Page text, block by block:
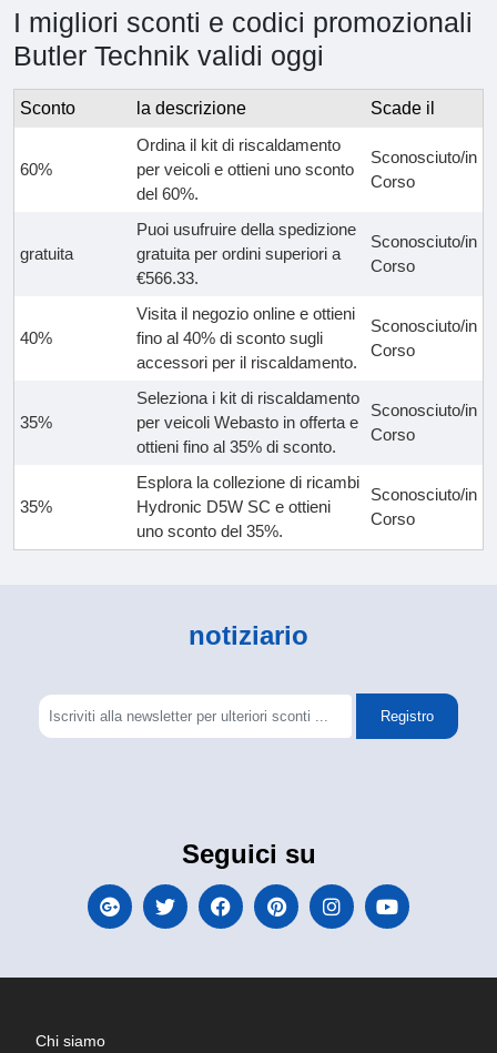
I migliori sconti e codici promozionali
Butler Technik validi oggi
Sconto la descrizione Scade il
60%
Ordina il kit di riscaldamento
per veicoli e ottieni uno sconto
del 60%.
Sconosciuto/in
Corso
gratuita
Puoi usufruire della spedizione
gratuita per ordini superiori a
€566.33.
Sconosciuto/in
Corso
40%
Visita il negozio online e ottieni
fino al 40% di sconto sugli
accessori per il riscaldamento.
Sconosciuto/in
Corso
35%
Seleziona i kit di riscaldamento
per veicoli Webasto in offerta e
ottieni fino al 35% di sconto.
Sconosciuto/in
Corso
35%
Esplora la collezione di ricambi
Hydronic D5W SC e ottieni
uno sconto del 35%.
Sconosciuto/in
Corso
notiziario
Registro
Seguici su
Chi siamo